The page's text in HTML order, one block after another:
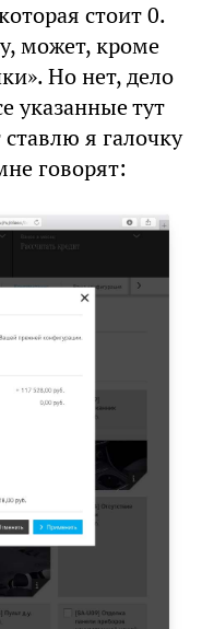
стоит 0.
может, кроме
Но нет, дело
указанные тут
я галочку
говорят: